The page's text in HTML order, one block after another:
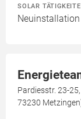
SOLAR
Pardiesstr. 23-
73230